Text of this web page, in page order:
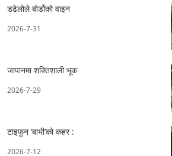
डढेलोले बोर्डोको वाइन
2026-7-31
जापानमा शक्तिशाली भूक
2026-7-29
टाइफुन ‘बाभी’को कहर :
2026-7-12